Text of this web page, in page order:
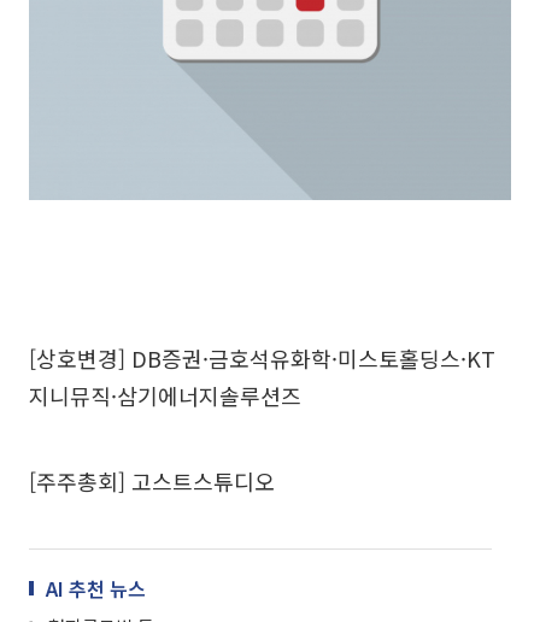
[상호변경] DB증권·금호석유화학·미스토홀딩스·KT
지니뮤직·삼기에너지솔루션즈
[주주총회] 고스트스튜디오
AI 추천 뉴스